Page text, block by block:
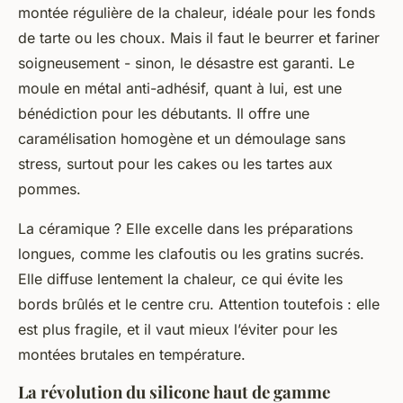
montée régulière de la chaleur, idéale pour les fonds
de tarte ou les choux. Mais il faut le beurrer et fariner
soigneusement - sinon, le désastre est garanti. Le
moule en métal anti-adhésif, quant à lui, est une
bénédiction pour les débutants. Il offre une
caramélisation homogène et un démoulage sans
stress, surtout pour les cakes ou les tartes aux
pommes.
La céramique ? Elle excelle dans les préparations
longues, comme les clafoutis ou les gratins sucrés.
Elle diffuse lentement la chaleur, ce qui évite les
bords brûlés et le centre cru. Attention toutefois : elle
est plus fragile, et il vaut mieux l’éviter pour les
montées brutales en température.
La révolution du silicone haut de gamme